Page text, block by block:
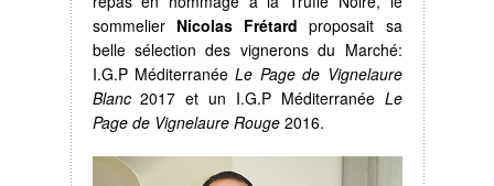
sommelier Nicolas Frétard proposait sa
belle sélection des vignerons du Marché:
I.G.P MéditerranéeLe Page de Vignelaure
Blanc2017 et un I.G.P Méditerranée Le
Page de Vignelaure Rouge2016.